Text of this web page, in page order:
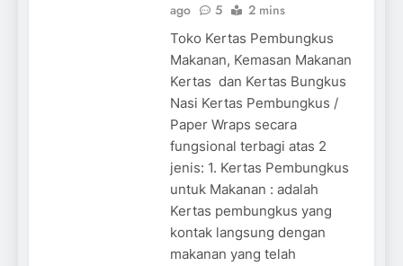
ago
5 2 mins
Toko Kertas Pembungkus
Makanan, Kemasan Makanan
Kertas dan Kertas Bungkus
Nasi Kertas Pembungkus /
Paper Wraps secara
fungsional terbagi atas 2
jenis: 1. Kertas Pembungkus
untuk Makanan : adalah
Kertas pembungkus yang
kontak langsung dengan
makanan yang telah